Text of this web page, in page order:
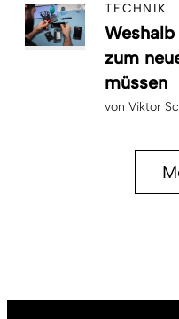
TECHNIK
zum
müssen
von Viktor